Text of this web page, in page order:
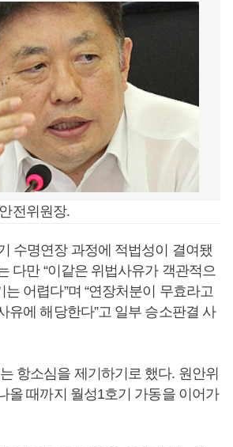
전위원장.
수명연장 과정에 적법성이 결여됐
다만 “이같은 위법사유가 객관적으
어렵다”며 “연장처분이 무효라고
유에 해당한다”고 일부 승소판결 사
항소심을 제기하기로 했다. 원안위
올 때까지 월성1호기 가동을 이어가